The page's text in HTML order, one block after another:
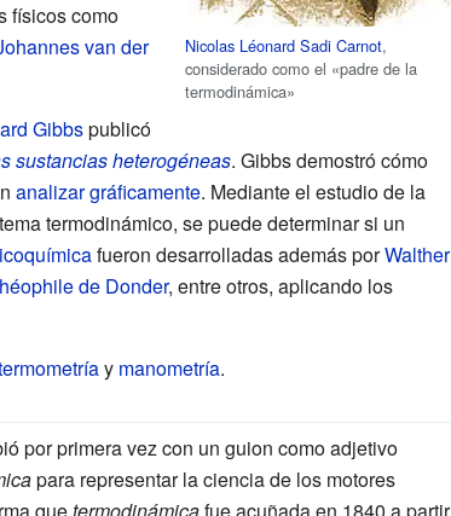
Nicolas Léonard Sadi Carnot,
considerado como el «padre de la
termodinámica»
físicos como
van der
Gibbspublicó
sustancias heterogéneas. Gibbs demostró cómo
analizar gráficamente. Mediante el estudio de la
termodinámico, se puede determinar si un
fueron desarrolladas además porWalther
de Donder, entre otros, aplicando los
y manometría.
por primera vez con un guion como adjetivo
para representar la ciencia de los motores